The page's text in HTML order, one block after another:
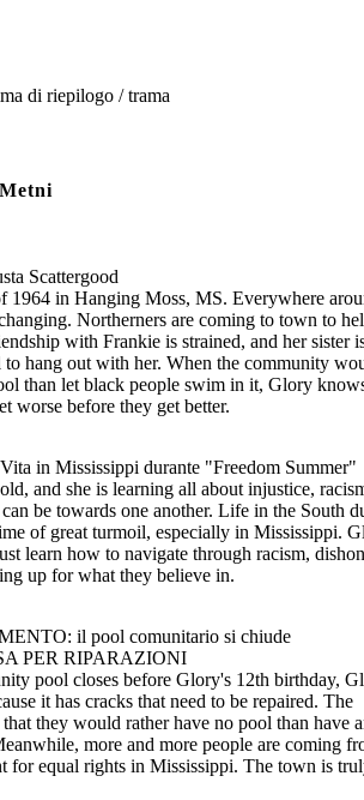
di riepilogo / trama
Scattergood
1964 in Hanging Moss, MS. Everywhere
Northerners are coming to town to
with Frankie is strained, and her sister
to hang out with her. When the community
than let black people swim in it, Glory
worse before they get better.
in Mississippi durante "Freedom Summer"
and she is learning all about injustice,
be towards one another. Life in the South
of great turmoil, especially in Mississippi.
learn how to navigate through racism,
up for what they believe in.
il pool comunitario si chiude
PER RIPARAZIONI
pool closes before Glory's 12th birthday,
it has cracks that need to be repaired. The
they would rather have no pool than have
more and more people are coming
for equal rights in Mississippi. The town is